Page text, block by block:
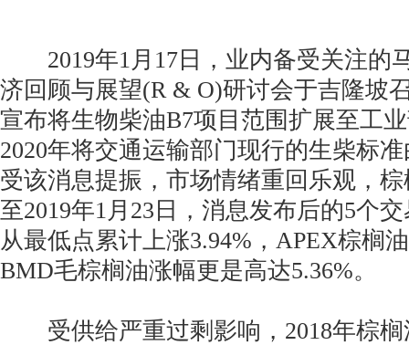
2019年1月17日，业内备受关注的
济回顾与展望(R & O)研讨会于吉隆坡
宣布将生物柴油B7项目范围扩展至工
2020年将交通运输部门现行的生柴标
受该消息提振，市场情绪重回乐观，
至2019年1月23日，消息发布后的5个
从最低点累计上涨3.94%，APEX棕榈
BMD毛棕榈油涨幅更是高达5.36%。
受供给严重过剩影响，2018年棕榈